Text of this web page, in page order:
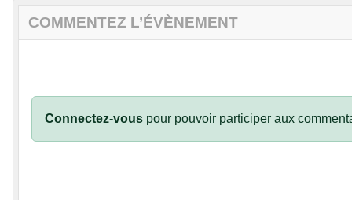
COMMENTEZ L’ÉVÈNEMENT
Connectez-vous pour pouvoir participer aux